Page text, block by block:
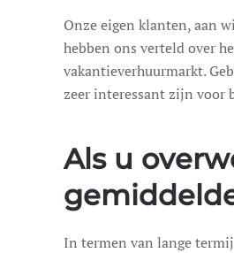
Onze eigen klanten, aan
hebben ons verteld over
vakantieverhuurmarkt.
zeer interessant zijn voor
Als u
In termen van lange